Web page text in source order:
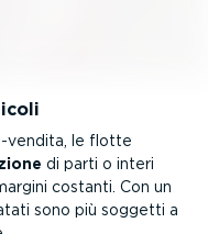
­vendita, le flotte
di parti o interi
costanti. Con un
sono più soggetti a